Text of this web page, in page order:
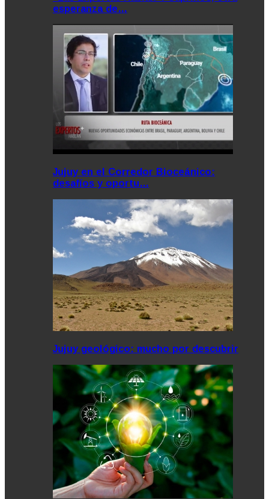
esperanza de…
Jujuy en el Corredor Bioceánico:
desafíos y oportu…
Jujuy geológico: mucho por descubrir